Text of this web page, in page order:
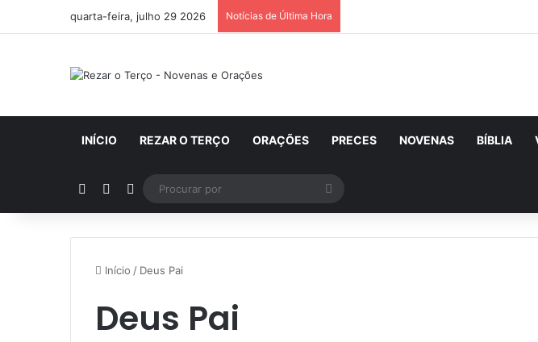
quarta-feira, julho 29 2026 Notícias de Última Hora
INÍCIO REZAR O TERÇO ORAÇÕES PRECES NOVENAS BÍBLIA
Artigo aleatório
Barra Lateral
Switch skin
Procurar
por
Início / Deus Pai
Deus Pai